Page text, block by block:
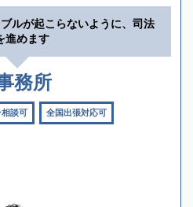
ルが起こらないように、司法
進めます
務所
相談可 全国出張対応可